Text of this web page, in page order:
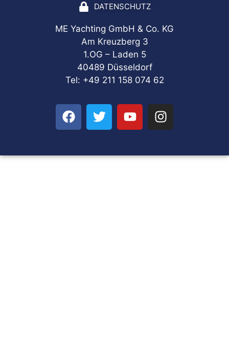
DATENSCHUTZ
ME Yachting GmbH & Co. KG
Am Kreuzberg 3
1.OG – Laden 5
40489 Düsseldorf
Tel: +49 211 158 074 62